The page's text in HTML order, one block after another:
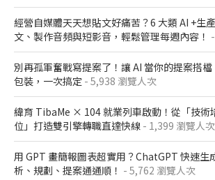
經營自媒體天天想貼文好痛苦？6 大類 AI +生
文、製作音頻與短影音，輕鬆管理每週內容！
別再孤軍奮戰寫提案了！讓 AI 當你的提案搭
包裝，一次搞定 - 5,938 瀏覽人次
緯育 TibaMe × 104 就業列車啟動！從「技術
位」打造雙引擎轉職直達快線 - 1,399 瀏覽人次
用 GPT 畫簡報圖表超實用？ChatGPT 快速生
析、規劃、提案通通順！ - 5,762 瀏覽人次